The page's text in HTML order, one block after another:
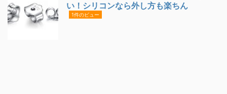
い！シリコンなら外し方も楽ちん
1件のビュー